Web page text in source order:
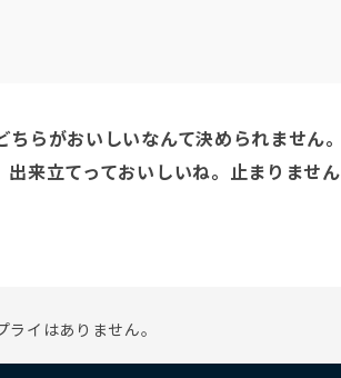
らがおいしいなんて決められません
来立てっておいしいね。止まりません
ライはありません。